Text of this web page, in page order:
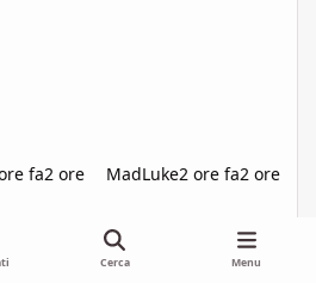
fa2 ore MadLuke2 ore fa2 ore
Generiche
Cerca Menu